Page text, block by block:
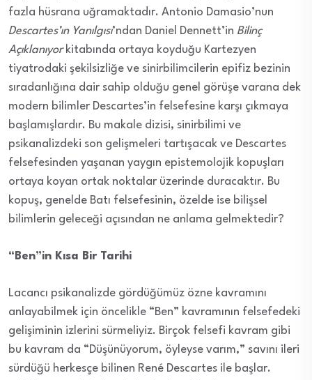
fazla hüsrana uğramaktadır. Antonio Damasio’nun
Descartes’ın Yanılgısı’ndan Daniel Dennett’in Bilinç
Açıklanıyorkitabında ortaya koyduğu Kartezyen
tiyatrodaki şekilsizliğe ve sinirbilimcilerin epifiz bezinin
sıradanlığına dair sahip olduğu genel görüşe varana dek
modern bilimler Descartes’in felsefesine karşı çıkmaya
başlamışlardır. Bu makale dizisi, sinirbilimi ve
psikanalizdeki son gelişmeleri tartışacak ve Descartes
felsefesinden yaşanan yaygın epistemolojik kopuşları
ortaya koyan ortak noktalar üzerinde duracaktır. Bu
kopuş, genelde Batı felsefesinin, özelde ise bilişsel
bilimlerin geleceği açısından ne anlama gelmektedir?
“Ben”in Kısa Bir Tarihi
Lacancı psikanalizde gördüğümüz özne kavramını
anlayabilmek için öncelikle “Ben” kavramının felsefedeki
gelişiminin izlerini sürmeliyiz. Birçok felsefi kavram gibi
bu kavram da “Düşünüyorum, öyleyse varım,” savını ileri
sürdüğü herkesçe bilinen René Descartes ile başlar.